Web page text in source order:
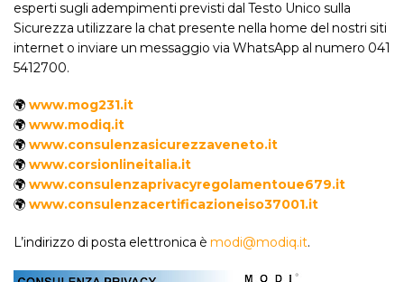
esperti sugli adempimenti previsti dal Testo Unico sulla
Sicurezza utilizzare la chat presente nella home del nostri siti
internet o inviare un messaggio via WhatsApp al numero 041
5412700.
🌍 www.mog231.it
🌍 www.modiq.it
🌍 www.consulenzasicurezzaveneto.it
🌍 www.corsionlineitalia.it
🌍 www.consulenzaprivacyregolamentoue679.it
🌍 www.consulenzacertificazioneiso37001.it
L’indirizzo di posta elettronica è modi@modiq.it.